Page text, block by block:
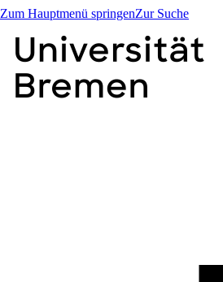
Zum Hauptmenü springenZur Suche